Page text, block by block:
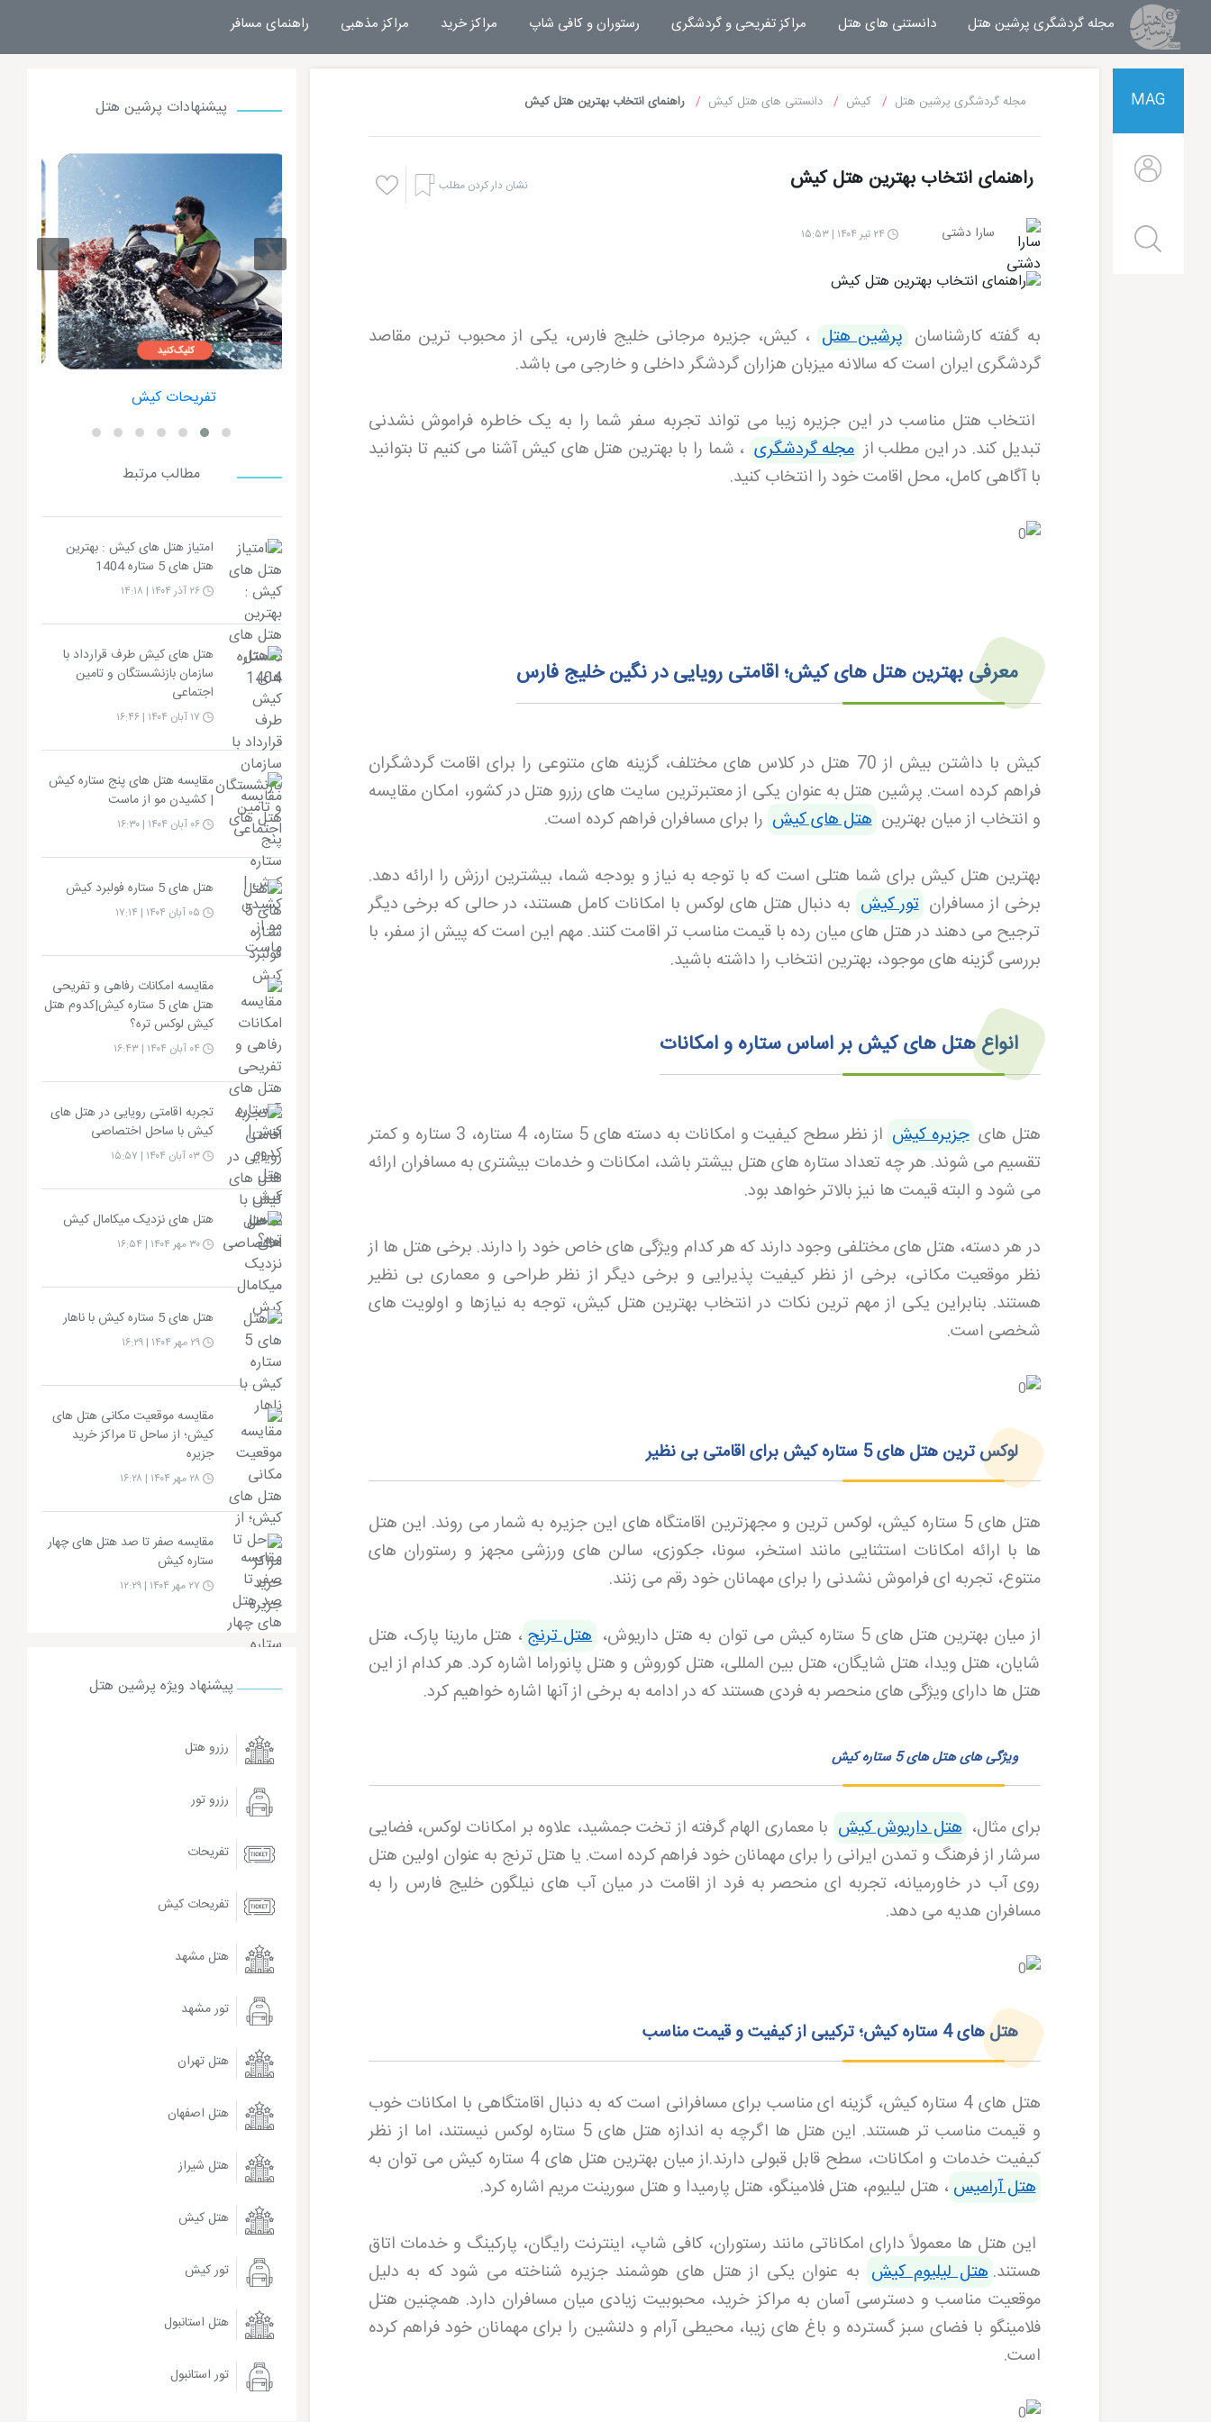
مجله گردشگری پرشین هتل مجله خبری پرشین هتل
دانستنی های هتل مراکز تفریحی و گردشگری رستوران و کافی شاپ مراکز خرید مراکز مذهبی راهنمای مسافر
MAG مجله گردشگری پرشین هتل کیش دانستنی های هتل کیش راهنمای انتخاب بهترین هتل کیش
راهنمای انتخاب بهترین هتل کیش نشان دار کردن مطلب
سارا دشتی ۲۴ تیر ۱۴۰۴ | ۱۵:۵۳
به گفته کارشناسان پرشین هتل ،کیش، جزیره مرجانی خلیج فارس، یکی از محبوب ترین مقاصد
گردشگری ایران است که سالانه میزبان هزاران گردشگر داخلی و خارجی می باشد.
انتخاب هتل مناسب در این جزیره زیبا می تواند تجربه سفر شما را به یک خاطره فراموش نشدنی
تبدیل کند. در این مطلب از مجله گردشگری ، شما را با بهترین هتل های کیش آشنا می کنیم تا بتوانید
با آگاهی کامل، محل اقامت خود را انتخاب کنید.
معرفی بهترین هتل‌ های کیش؛ اقامتی رویایی در نگین خلیج فارس
کیش با داشتن بیش از 70 هتل در کلاس های مختلف، گزینه های متنوعی را برای اقامت گردشگران
فراهم کرده است. پرشین هتلبه عنوان یکی از معتبرترین سایت های رزرو هتلدر کشور، امکان مقایسه
و انتخاب از میان بهترین هتل های کیش را برای مسافران فراهم کرده است.
بهترین هتل کیش برای شما هتلی است که با توجه به نیاز و بودجه شما، بیشترین ارزش را ارائه دهد.
برخی از مسافران تور کیش به دنبال هتل های لوکس با امکانات کامل هستند، در حالی که برخی دیگر
ترجیح می دهند در هتل های میان رده با قیمت مناسب تر اقامت کنند. مهم این است که پیش از سفر، با
بررسی گزینه های موجود، بهترین انتخاب را داشته باشید.
انواع هتل‌ های کیش بر اساس ستاره و امکانات
هتل های جزیره کیش
از نظر سطح کیفیت و امکانات به دسته های 5 ستاره، 4 ستاره، 3 ستاره و کمتر
تقسیم می شوند. هر چه تعداد ستاره های هتل بیشتر باشد، امکانات و خدمات بیشتری به مسافران ارائه
می شود و البته قیمت ها نیز بالاتر خواهد بود.
در هر دسته، هتل های مختلفی وجود دارند که هر کدام ویژگی های خاص خود را دارند. برخی هتل ها از
نظر موقعیت مکانی، برخی از نظر کیفیت پذیرایی و برخی دیگر از نظر طراحی و معماری بی نظیر
هستند. بنابراین یکی از مهم ترین نکات در انتخاب بهترین هتل کیش، توجه به نیازها و اولویت های
شخصی است.
لوکس‌ ترین هتل‌ های 5 ستاره کیش برای اقامتی بی‌ نظیر
هتل های 5 ستاره کیش، لوکس ترین و مجهزترین اقامتگاه های این جزیره به شمار می روند. این هتل
ها با ارائه امکانات استثنایی مانند استخر، سونا، جکوزی، سالن های ورزشی مجهز و رستوران های
متنوع، تجربه ای فراموش نشدنی را برای مهمانان خود رقم می زنند.
از میان بهترین هتل های 5 ستاره کیش می توان به هتل داریوش، هتل ترنج، هتل مارینا پارک، هتل
شایان، هتل ویدا، هتل شایگان، هتل بین المللی، هتل کوروش و هتل پانوراما اشاره کرد. هر کدام از این
هتل ها دارای ویژگی های منحصر به فردی هستند که در ادامه به برخی از آنها اشاره خواهیم کرد.
ویژگی های هتل های 5 ستاره کیش
برای مثال، هتل داریوش کیش با معماری الهام گرفته از تخت جمشید، علاوه بر امکانات لوکس، فضایی
سرشار از فرهنگ و تمدن ایرانی را برای مهمانان خود فراهم کرده است. یا هتل ترنج به عنوان اولین هتل
روی آب در خاورمیانه، تجربه ای منحصر به فرد از اقامت در میان آب های نیلگون خلیج فارس را به
مسافران هدیه می دهد.
هتل‌ های 4 ستاره کیش؛ ترکیبی از کیفیت و قیمت مناسب
هتل های 4 ستاره کیش، گزینه ای مناسب برای مسافرانی است که به دنبال اقامتگاهی با امکانات خوب
و قیمت مناسب تر هستند. این هتل ها اگرچه به اندازه هتل های 5 ستاره لوکس نیستند، اما از نظر
کیفیت خدمات و امکانات، سطح قابل قبولی دارند.از میان بهترین هتل های 4 ستاره کیش می توان به
هتل آرامیس ، هتل لیلیوم، هتل فلامینگو، هتل پارمیدا و هتل سورینت مریم اشاره کرد.
این هتل ها معمولاً دارای امکاناتی مانند رستوران، کافی شاپ، اینترنت رایگان، پارکینگ و خدمات اتاق
هستند. هتل لیلیوم کیش به عنوان یکی از هتل های هوشمند جزیره شناخته می شود که به دلیل
موقعیت مناسب و دسترسی آسان به مراکز خرید، محبوبیت زیادی میان مسافران دارد. همچنین هتل
فلامینگو با فضای سبز گسترده و باغ های زیبا، محیطی آرام و دلنشین را برای مهمانان خود فراهم کرده
است.
پیشنهادات پرشین هتل
هتل داریوش کیش
‹
›
مطالب مرتبط
امتیاز هتل های کیش : بهترین
هتل های 5 ستاره 1404
۲۶ آذر ۱۴۰۴ | ۱۴:۱۸
هتل های کیش طرف قرارداد با
سازمان بازنشستگان و تامین
اجتماعی
مقایسه هتل های پنج ستاره کیش
| کشیدن مو از ماست
۰۶ آبان ۱۴۰۴ | ۱۶:۳۰
هتل های 5 ستاره فولبرد کیش
مقایسه امکانات رفاهی و تفریحی
هتل های 5 ستاره کیش|کدوم هتل
کیش لوکس تره؟
تجربه اقامتی رویایی در هتل های
کیش با ساحل اختصاصی
۰۳ آبان ۱۴۰۴ | ۱۵:۵۷
هتل های نزدیک میکامال کیش
۳۰ مهر ۱۴۰۴ | ۱۶:۵۴
هتل های 5 ستاره کیش با ناهار
۲۹ مهر ۱۴۰۴ | ۱۶:۲۹
مقایسه موقعیت مکانی هتل های
کیش؛ از ساحل تا مراکز خرید
جزیره
مقایسه صفر تا صد هتل های چهار
ستاره کیش
پیشنهاد ویژه پرشین هتل
رزرو هتل
رزرو تور
تفریحات
تفریحات کیش
هتل مشهد
تور مشهد
هتل تهران
هتل اصفهان
هتل شیراز
هتل کیش
تور کیش
هتل استانبول
تور استانبول